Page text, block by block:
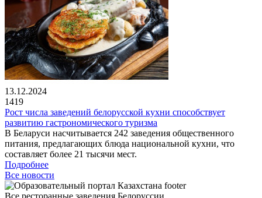
13.12.2024
1419
Рост числа заведений белорусской кухни способствует
развитию гастрономического туризма
В Беларуси насчитывается 242 заведения общественного
питания, предлагающих блюда национальной кухни, что
составляет более 21 тысячи мест.
Подробнее
Все новости
Все ресторанные заведения Белоруссии